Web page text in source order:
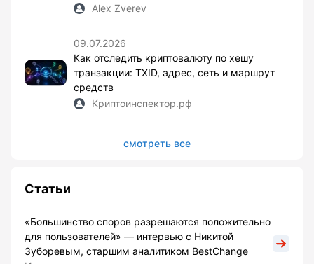
Alex Zverev
09.07.2026
Как отследить криптовалюту по хешу
транзакции: TXID, адрес, сеть и маршрут
средств
Криптоинспектор.рф
смотреть все
Статьи
«Большинство споров разрешаются положительно
для пользователей» — интервью с Никитой
Зуборевым, старшим аналитиком BestChange